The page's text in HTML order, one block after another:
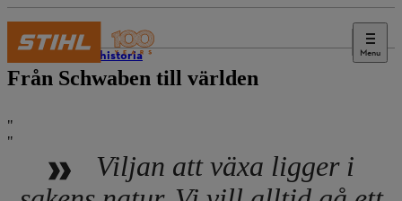
Menu
STIHLs historia
Från Schwaben till världen
Viljan att växa ligger i